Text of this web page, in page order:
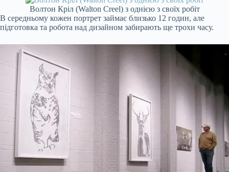
Волтон Кріл (Walton Creel) з однією з своїх робіт
В середньому кожен портрет займає близько 12 годин, але
підготовка та робота над дизайном забирають ще трохи часу.